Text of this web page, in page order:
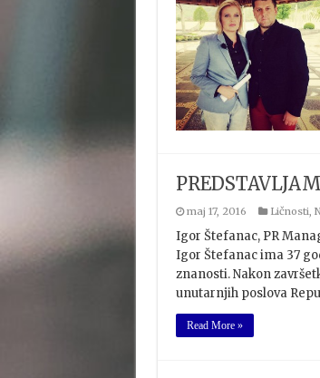
maj 17, 2016 Ličnosti,
Igor Štefanac, PR
Igor Štefanac ima 37
znanosti. Nakon
unutarnjih poslova
Read More »